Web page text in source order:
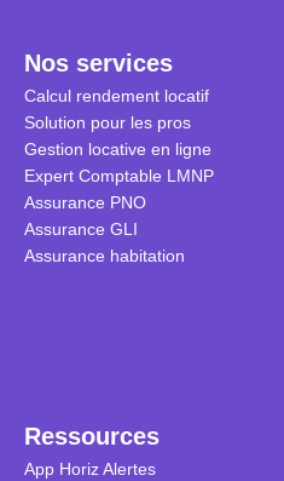
Nos services
Calcul rendement locatif
Solution pour les pros
Gestion locative en ligne
Expert Comptable LMNP
Assurance PNO
Assurance GLI
Assurance habitation
Ressources
App Horiz Alertes